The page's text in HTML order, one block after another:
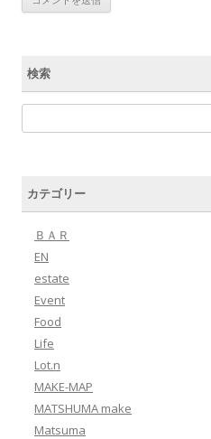
検索
カテゴリー
ＢＡＲ
EN
estate
Event
Food
Life
Lot.n
MAKE-MAP
MATSHUMA make
Matsuma